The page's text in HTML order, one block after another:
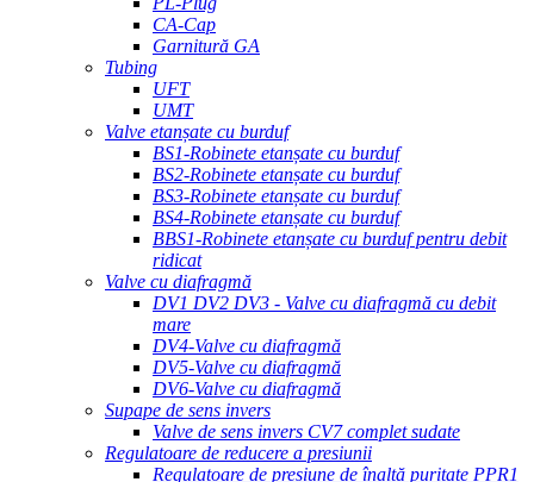
CA-Cap
Garnitură GA
Tubing
UFT
UMT
Valve etanșate cu burduf
BS1-Robinete etanșate cu burduf
BS2-Robinete etanșate cu burduf
BS3-Robinete etanșate cu burduf
BS4-Robinete etanșate cu burduf
BBS1-Robinete etanșate cu burduf pentru debit
ridicat
Valve cu diafragmă
DV1 DV2 DV3 - Valve cu diafragmă cu debit
mare
DV4-Valve cu diafragmă
DV5-Valve cu diafragmă
DV6-Valve cu diafragmă
Supape de sens invers
Valve de sens invers CV7 complet sudate
Regulatoare de reducere a presiunii
Regulatoare de presiune de înaltă puritate PPR1